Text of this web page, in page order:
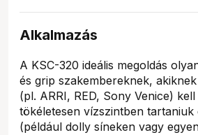
Alkalmazás
A KSC-320 ideális megoldás
és grip szakembereknek,
(pl. ARRI, RED, Sony Venice)
tökéletesen vízszintben
(például dolly síneken vagy